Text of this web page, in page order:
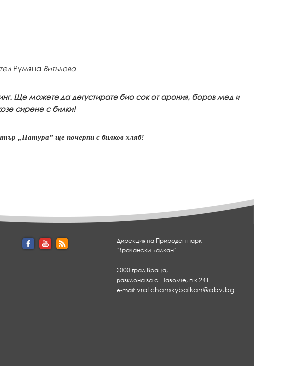
Румяна Витньова
Ще можете да дегустирате био сок от арония, боров мед и
сирене с билки!
„Натура” ще почерпи с билков хляб!
Дирекция на Природен парк
"Врачански Балкан"
3000 град Враца,
разклона за с. Паволче, п.к.241
e-mail:vratchanskybalkan@abv.bg